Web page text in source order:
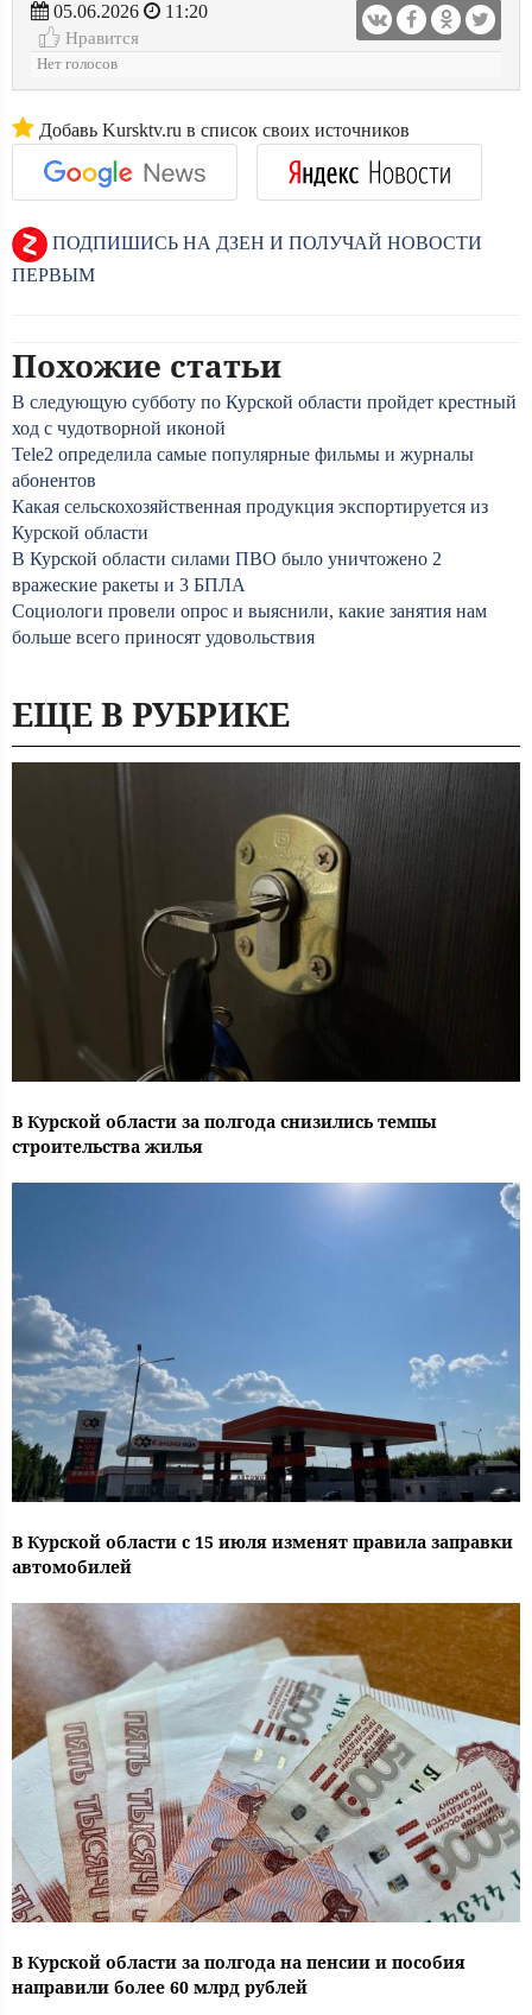
05.06.2026
11:20
Нравится
Нет голосов
Добавь Kursktv.ru в список своих источников
ПОДПИШИСЬ НА ДЗЕН И ПОЛУЧАЙ НОВОСТИ
ПЕРВЫМ
Похожие статьи
В следующую субботу по Курской области пройдет крестный
ход с чудотворной иконой
Tele2 определила самые популярные фильмы и журналы
абонентов
Какая сельскохозяйственная продукция экспортируется из
Курской области
В Курской области силами ПВО было уничтожено 2
вражеские ракеты и 3 БПЛА
Социологи провели опрос и выяснили, какие занятия нам
больше всего приносят удовольствия
ЕЩЕ В РУБРИКЕ
В Курской области за полгода снизились темпы
строительства жилья
В Курской области с 15 июля изменят правила заправки
автомобилей
В Курской области за полгода на пенсии и пособия
направили более 60 млрд рублей